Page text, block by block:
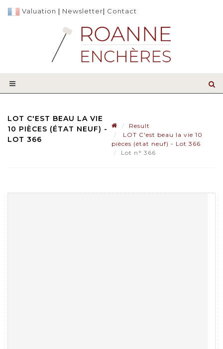
Valuation | Newsletter| Contact
LOT C'EST BEAU LA VIE
10 PIÈCES (ÉTAT NEUF) -
LOT 366
Result
LOT C'est beau la vie 10
pièces (état neuf) - Lot 366
Lot n° 366